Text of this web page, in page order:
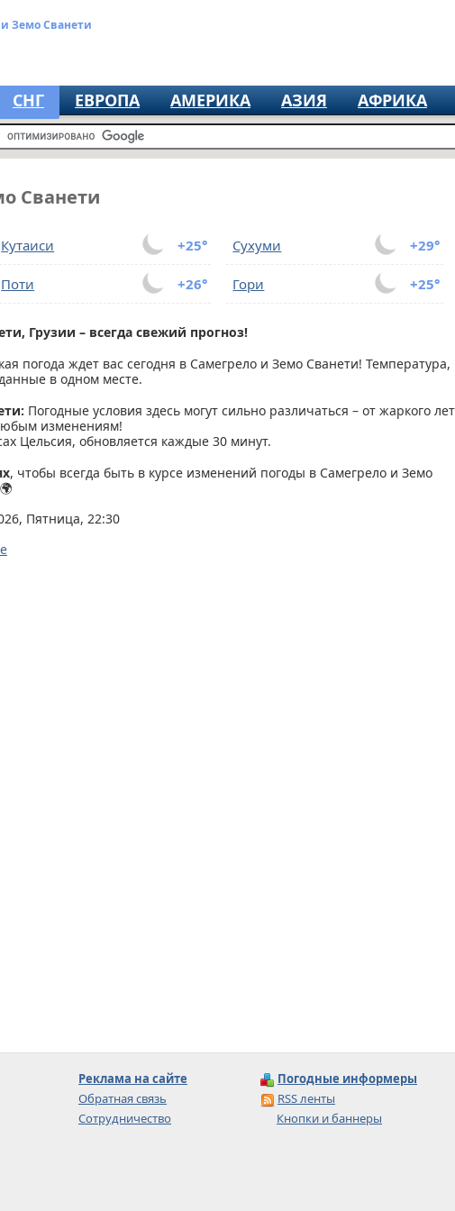
Земо Сванети
СНГ ЕВРОПА АМЕРИКА АЗИЯ АФРИКА
Сванети
+25°
Кутаиси +29°
Сухуми
+26°
Поти +25°
Гори
Грузии – всегда свежий прогноз!
погода ждет вас сегодня в Самегрело и Земо Сванети! Температура,
в одном месте.
Погодные условия здесь могут сильно различаться – от жаркого
изменениям!
Цельсия, обновляется каждые 30 минут.
, чтобы всегда быть в курсе изменений погоды в Самегрело и Земо
Пятница, 22:30
Реклама на сайте
Обратная связь
Сотрудничество
Погодные информеры
RSS ленты
Кнопки и баннеры